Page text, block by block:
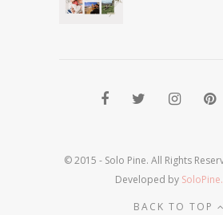
© 2015 - Solo Pine. All Rights
Developed by
BACK TO TOP